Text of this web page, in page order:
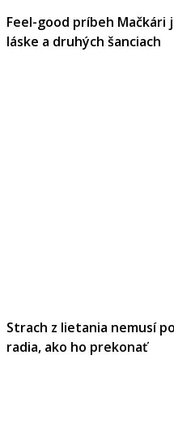
Feel-good príbeh Mačkári
láske a druhých šanciach
Strach z lietania nemusí
radia, ako ho prekonať